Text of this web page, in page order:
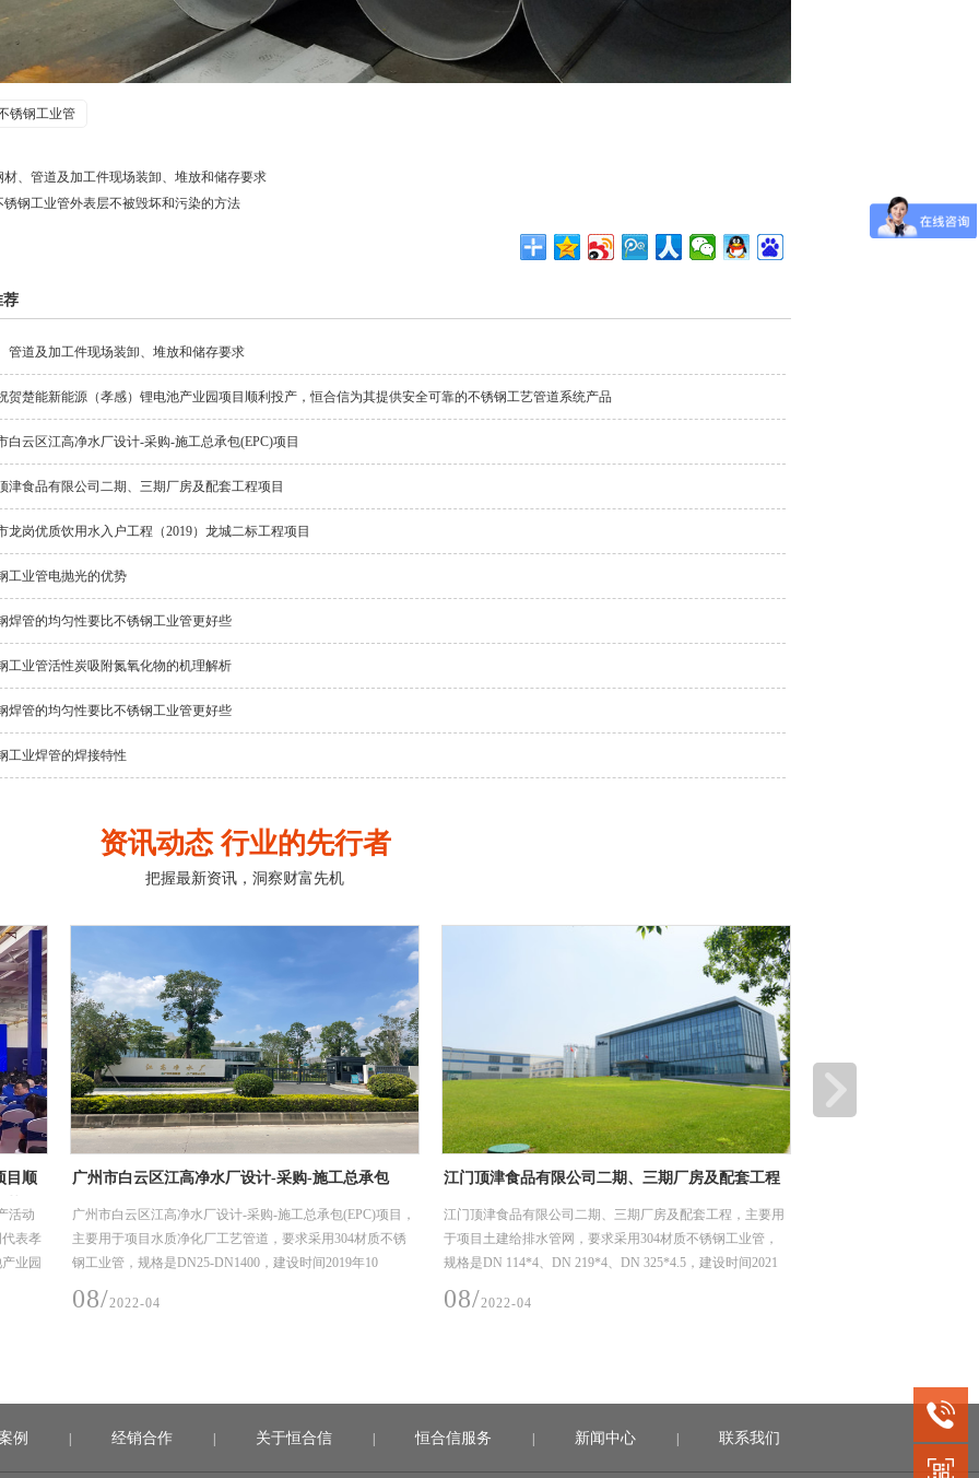
锈钢工业管
材、管道及加工件现场装卸、堆放和储存要求
锈钢工业管外表层不被毁坏和污染的方法
荐
管道及加工件现场装卸、堆放和储存要求
贺楚能新能源（孝感）锂电池产业园项目顺利投产，恒合信为其提供安全可靠的不锈钢工艺管道系统产品
白云区江高净水厂设计-采购-施工总承包(EPC)项目
津食品有限公司二期、三期厂房及配套工程项目
龙岗优质饮用水入户工程（2019）龙城二标工程项目
工业管电抛光的优势
焊管的均匀性要比不锈钢工业管更好些
工业管活性炭吸附氮氧化物的机理解析
焊管的均匀性要比不锈钢工业管更好些
工业焊管的焊接特性
资讯动态 行业的先行者
把握最新资讯，洞察财富先机
目顺
活动
表孝
业园
广州市白云区江高净水厂设计-采购-施工总承包
广州市白云区江高净水厂设计-采购-施工总承包(EPC)项目，
主要用于项目水质净化厂工艺管道，要求采用304材质不锈
钢工业管，规格是DN25-DN1400，建设时间2019年10
08/2022-04
江门顶津食品有限公司二期、三期厂房及配套工程
江门顶津食品有限公司二期、三期厂房及配套工程，主要用
于项目土建给排水管网，要求采用304材质不锈钢工业管，
规格是DN 114*4、DN 219*4、DN 325*4.5，建设时间2021
08/2022-04
例 | 经销合作 | 关于恒合信 | 恒合信服务 | 新闻中心 | 联系我们